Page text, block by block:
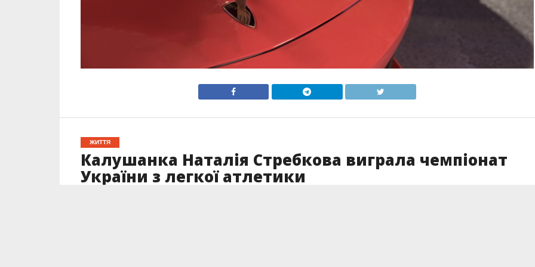
ЖИТТЯ
Калушанка Наталія Стребкова виграла чемпіонат
України з легкої атлетики